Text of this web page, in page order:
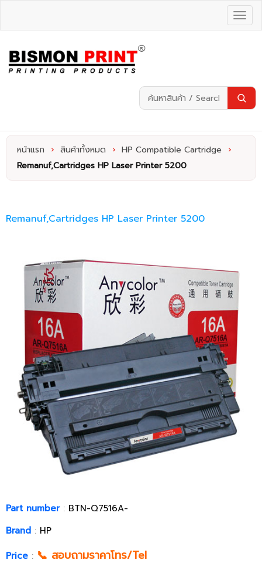
หน้าแรก › สินค้าทั้งหมด › HP Compatible Cartridge
›
Remanuf,Cartridges HP Laser Printer 5200
Remanuf,Cartridges HP Laser Printer 5200
Part number: BTN-Q7516A-
Brand : HP
Price : 📞 สอบถามราคาโทร/Tel